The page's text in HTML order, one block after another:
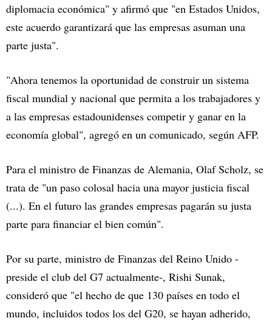
diplomacia económica" y afirmó que "en Estados Unidos,
este acuerdo garantizará que las empresas asuman una
parte justa".
"Ahora tenemos la oportunidad de construir un sistema
fiscal mundial y nacional que permita a los trabajadores y
a las empresas estadounidenses competir y ganar en la
economía global", agregó en un comunicado, según AFP.
Para el ministro de Finanzas de Alemania, Olaf Scholz, se
trata de "un paso colosal hacia una mayor justicia fiscal
(...). En el futuro las grandes empresas pagarán su justa
parte para financiar el bien común".
Por su parte, ministro de Finanzas del Reino Unido -
preside el club del G7 actualmente-, Rishi Sunak,
consideró que "el hecho de que 130 países en todo el
mundo, incluidos todos los del G20, se hayan adherido,